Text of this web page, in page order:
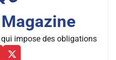
impose des obligations